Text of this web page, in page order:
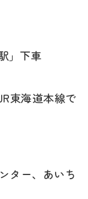
」下車
東海道本線で
ター、あいち